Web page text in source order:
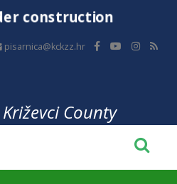
construction
pisarnica@kckzz.hr
County